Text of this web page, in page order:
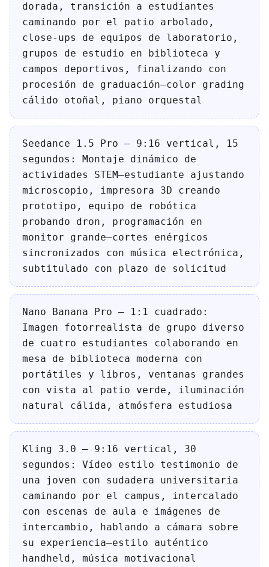
dorada, transición a estudiantes
caminando por el patio arbolado,
close-ups de equipos de laboratorio,
grupos de estudio en biblioteca y
campos deportivos, finalizando con
procesión de graduación—color grading
cálido otoñal, piano orquestal
Seedance 1.5 Pro — 9:16 vertical, 15
segundos: Montaje dinámico de
actividades STEM—estudiante ajustando
microscopio, impresora 3D creando
prototipo, equipo de robótica
probando dron, programación en
monitor grande—cortes enérgicos
sincronizados con música electrónica,
subtitulado con plazo de solicitud
Nano Banana Pro — 1:1 cuadrado:
Imagen fotorrealista de grupo diverso
de cuatro estudiantes colaborando en
mesa de biblioteca moderna con
portátiles y libros, ventanas grandes
con vista al patio verde, iluminación
natural cálida, atmósfera estudiosa
Kling 3.0 — 9:16 vertical, 30
segundos: Vídeo estilo testimonio de
una joven con sudadera universitaria
caminando por el campus, intercalado
con escenas de aula e imágenes de
intercambio, hablando a cámara sobre
su experiencia—estilo auténtico
handheld, música motivacional